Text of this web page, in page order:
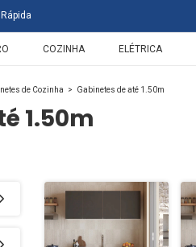
COZINHA ELÉTRICA
de Cozinha > Gabinetes de até 1.50m
1.50m